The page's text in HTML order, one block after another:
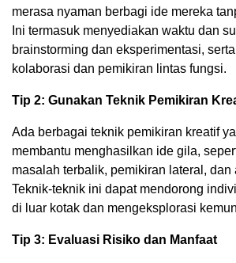
merasa nyaman berbagi ide mereka
Ini termasuk menyediakan waktu dan
brainstorming dan eksperimentasi,
kolaborasi dan pemikiran lintas fungsi.
Tip 2: Gunakan Teknik Pemikiran
Ada berbagai teknik pemikiran kreatif
membantu menghasilkan ide gila,
masalah terbalik, pemikiran lateral, dan
Teknik-teknik ini dapat mendorong
di luar kotak dan mengeksplorasi
Tip 3: Evaluasi Risiko dan Manfaat